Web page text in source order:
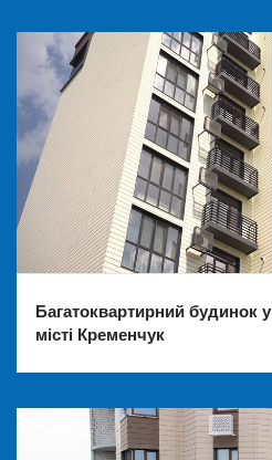
Багатоквартирний будинок у
місті Кременчук